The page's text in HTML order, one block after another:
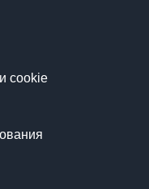
cookie